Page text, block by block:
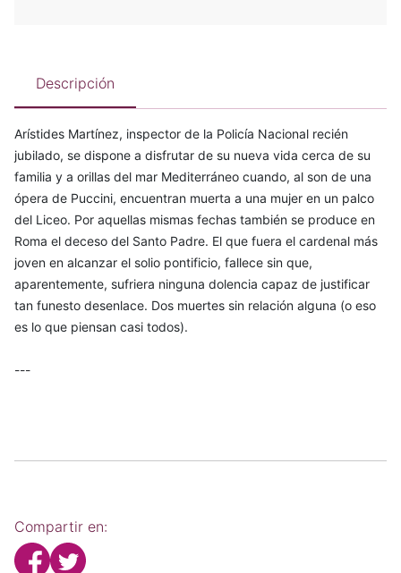
Descripción
Arístides Martínez, inspector de la Policía Nacional recién
jubilado, se dispone a disfrutar de su nueva vida cerca de su
familia y a orillas del mar Mediterráneo cuando, al son de una
ópera de Puccini, encuentran muerta a una mujer en un palco
del Liceo. Por aquellas mismas fechas también se produce en
Roma el deceso del Santo Padre. El que fuera el cardenal más
joven en alcanzar el solio pontificio, fallece sin que,
aparentemente, sufriera ninguna dolencia capaz de justificar
tan funesto desenlace. Dos muertes sin relación alguna (o eso
es lo que piensan casi todos).
---
Compartir en: